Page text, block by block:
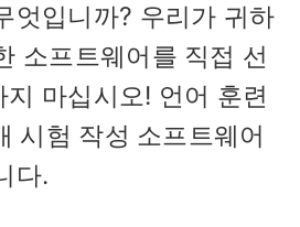
엇입니까? 우리가 귀하
소프트웨어를 직접 선
마십시오! 언어 훈련
시험 작성 소프트웨어
다.